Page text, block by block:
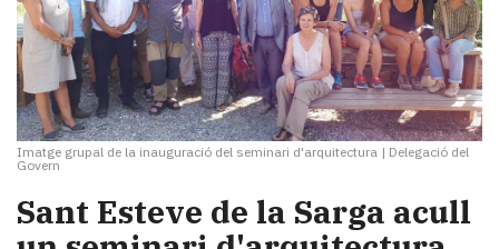
Imatge grupal de la inauguració del seminari d'arquitectura | Delegació del
Govern
Sant Esteve de la Sarga acull